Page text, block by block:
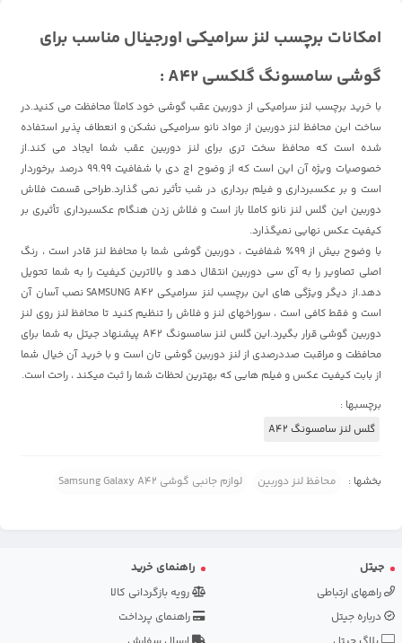
امکانات برچسب لنز سرامیکی اورجینال مناسب برای
گوشی سامسونگ گلکسی A42 :
با خرید برچسب لنز سرامیکی از دوربین عقب گوشی خود کاملاً محافظت می کنید.در
ساخت این محافظ لنز دوربین از مواد نانو سرامیکی نشکن و انعطاف پذیر استفاده
شده است که محافظ سخت تری برای لنز دوربین عقب شما ایجاد می کند.از
خصوصیات ویژه آن این است که از وضوح اچ دی با شفافیت 99.99 درصد برخوردار
است و بر عکسبرداری و فیلم برداری در شب تأثیر نمی گذارد.طراحی قسمت فلاش
دوربین این گلس لنز نانو کاملا باز است و فلاش زدن هنگام عکسبرداری تأثیری بر
کیفیت عکس نهایی نمیگذارد.
با وضوح بیش از 99٪ شفافیت ، دوربین گوشی شما با محافظ لنز قادر است ، رنگ
اصلی تصاویر را به آی سی دوربین انتقال دهد و بالاترین کیفیت را به شما تحویل
دهد.از دیگر ویژگی های این برچسب لنز سرامیکی SAMSUNG A42 نصب آسان آن
است و فقط کافی است ، سوراخهای لنز و فلاش را تنظیم کنید تا محافظ لنز روی لنز
دوربین گوشی قرار بگیرد.این گلس لنز سامسونگ A42 پیشنهاد جیتل به شما برای
محافظت و مراقبت صددرصدی از لنز دوربین گوشی تان است و با خرید آن خیال شما
از بابت کیفیت عکس و فیلم هایی که بهترین لحظات شما را ثبت میکند ، راحت است.
برچسبها :
گلس لنز سامسونگ A42
بخشها : محافظ لنز دوربین لوازم جانبی گوشی Samsung Galaxy A42
جیتل
راههای ارتباطی
درباره جیتل
راهنمای خرید
رویه بازگردانی کالا
راهنمای پرداخت